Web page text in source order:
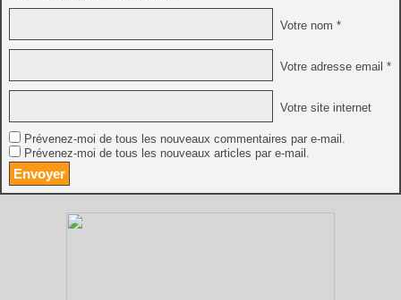
Votre nom *
Votre adresse email *
Votre site internet
Prévenez-moi de tous les nouveaux commentaires par e-mail.
Prévenez-moi de tous les nouveaux articles par e-mail.